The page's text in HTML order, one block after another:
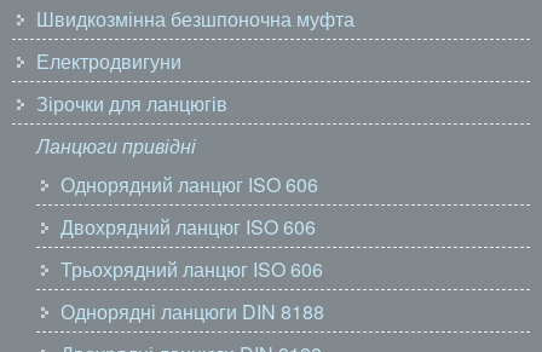
Швидкозмінна безшпоночна муфта
Електродвигуни
Зірочки для ланцюгів
Ланцюги привідні
Однорядний ланцюг ISO 606
Двохрядний ланцюг ISO 606
Трьохрядний ланцюг ISO 606
Однорядні ланцюги DIN 8188